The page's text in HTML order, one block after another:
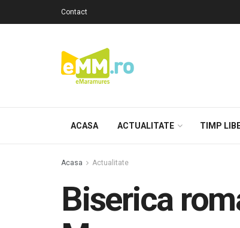
Contact
ACASA ACTUALITATE TIMP
Acasa Actualitate
Biserica